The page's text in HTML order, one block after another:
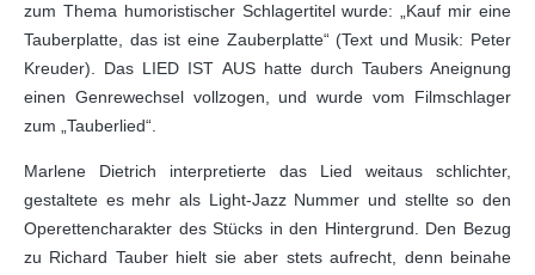
zum Thema humoristischer Schlagertitel wurde: „Kauf mir eine
Tauberplatte, das ist eine Zauberplatte“ (Text und Musik: Peter
Kreuder). Das LIED IST AUS hatte durch Taubers Aneignung
einen Genrewechsel vollzogen, und wurde vom Filmschlager
zum „Tauberlied“.
Marlene Dietrich interpretierte das Lied weitaus schlichter,
gestaltete es mehr als Light-Jazz Nummer und stellte so den
Operettencharakter des Stücks in den Hintergrund. Den Bezug
zu Richard Tauber hielt sie aber stets aufrecht, denn beinahe